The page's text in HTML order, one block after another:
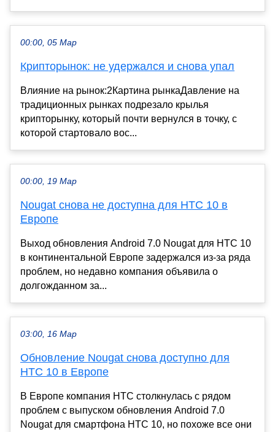
00:00, 05 Мар
Крипторынок: не удержался и снова упал
Влияние на рынок:2Картина рынкаДавление на
традиционных рынках подрезало крылья
крипторынку, который почти вернулся в точку, с
которой стартовало вос...
00:00, 19 Мар
Nougat снова не доступна для HTC 10 в
Европе
Выход обновления Android 7.0 Nougat для HTC 10
в континентальной Европе задержался из-за ряда
проблем, но недавно компания объявила о
долгожданном за...
03:00, 16 Мар
Обновление Nougat снова доступно для
HTC 10 в Европе
В Европе компания HTC столкнулась с рядом
проблем с выпуском обновления Android 7.0
Nougat для смартфона HTC 10, но похоже все они